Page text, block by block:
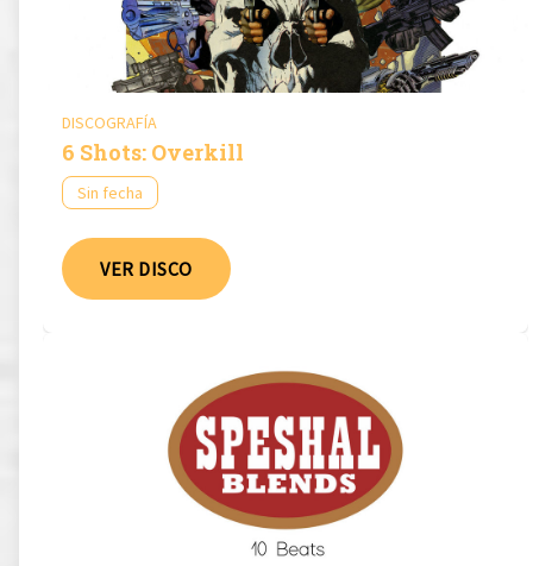
DISCOGRAFÍA
6 Shots: Overkill
Sin fecha
VER DISCO